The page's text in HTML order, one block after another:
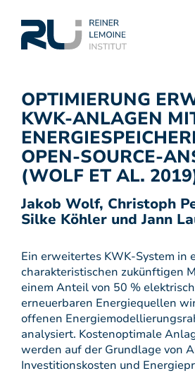
OPTIMIERUNG
KWK-ANLAGEN
OPEN-SOURCE-
(WOLF ET AL.
Jakob Wolf, Christoph
Silke Köhler und Jann
Ein erweitertes KWK-System in
charakteristischen zukünftigen
einem Anteil von 50 %
erneuerbaren Energiequellen
offenen
analysiert. Kostenoptimale
werden auf der Grundlage von
Investitionskosten und